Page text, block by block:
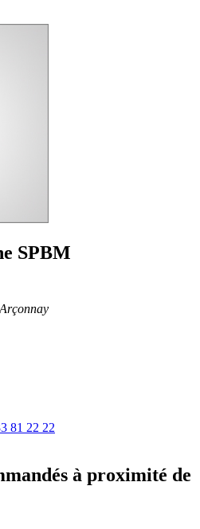
SPBM
81 22 22
à proximité de